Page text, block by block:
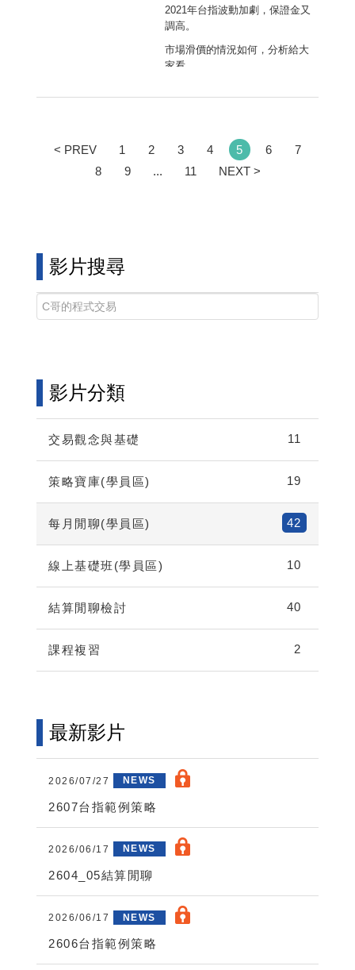
2021年台指波動加劇，保證金又
調高。
市場滑價的情況如何，分析給大
家看。
< PREV 1 2 3 4 5 6
7
8
9 ... 11 NEXT >
影片搜尋
影片分類
11
交易觀念與基礎
19
策略寶庫(學員區)
42
每月閒聊(學員區)
10
線上基礎班(學員區)
40
結算閒聊檢討
2
課程複習
最新影片
2026/07/27 NEWS
2607台指範例策略
2026/06/17 NEWS
2604_05結算閒聊
2026/06/17 NEWS
2606台指範例策略